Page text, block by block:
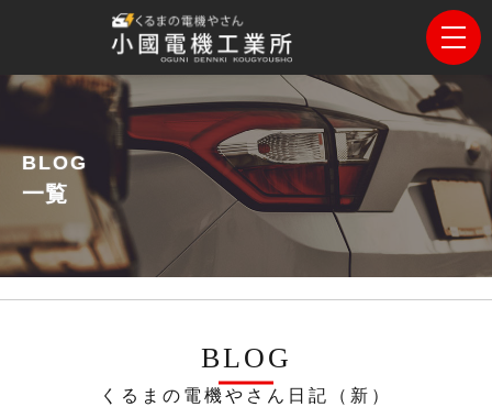
BLOG
一覧
BLOG
くるまの電機やさん日記（新）